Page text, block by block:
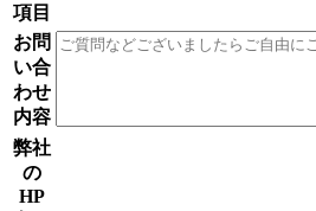
項目
お問
い合
わせ
内容
弊社
の
HP